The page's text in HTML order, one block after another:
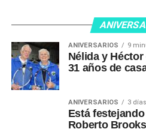
ANIVERSARIOS 9
Nélida y
31 años de
ANIVERSARIOS 3 días
Está
Roberto Brooks